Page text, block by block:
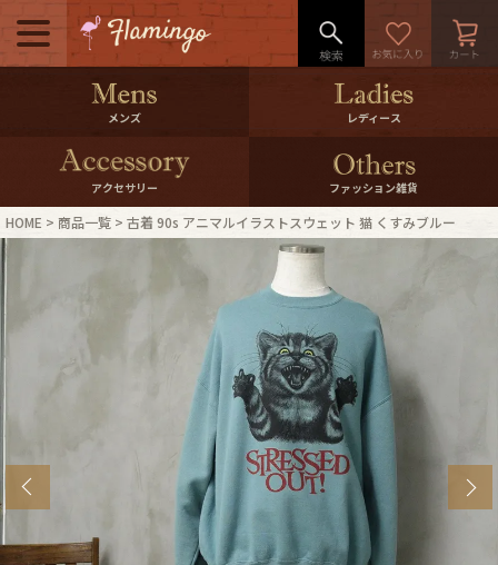
メニュー
500pt＆10％Offクーポンプレゼン
ト
10％0ffクーポンプレゼント
ログイン・会員登録 LINE ID連携
お気に入り マイページ
ご利用ガイド International Shipping
特集一覧
ブランドから探す スタッフコーディネート
メンズ レディース
アクセサリー ファッション雑貨
HOME 商品一覧 古着 90s アニマルイラストスウェット 猫 くすみブルー